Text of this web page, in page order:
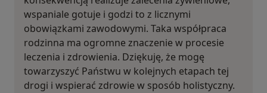
wspaniale gotuje i godzi to z licznymi
obowiązkami zawodowymi. Taka współpraca
rodzinna ma ogromne znaczenie w procesie
leczenia i zdrowienia. Dziękuję, że mogę
towarzyszyć Państwu w kolejnych etapach tej
drogi i wspierać zdrowie w sposób holistyczny.